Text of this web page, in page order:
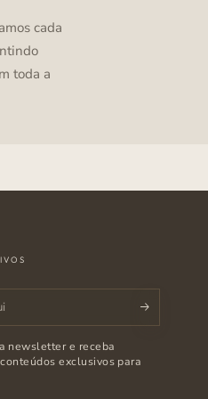
cada
toda a
newsletter e receba
exclusivos para